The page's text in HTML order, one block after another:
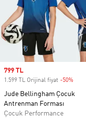
Sale price
799 TL
1.599 TL Orijinal fiyat -50%
Jude Bellingham Çocuk
Antrenman Forması
Çocuk Performance